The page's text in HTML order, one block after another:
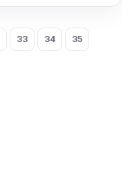
33 34 35